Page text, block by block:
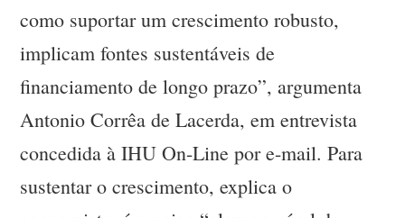
como suportar um crescimento robusto,
implicam fontes sustentáveis de
financiamento de longo prazo”, argumenta
Antonio Corrêa de Lacerda, em entrevista
concedida à IHU On-Line por e-mail. Para
sustentar o crescimento, explica o